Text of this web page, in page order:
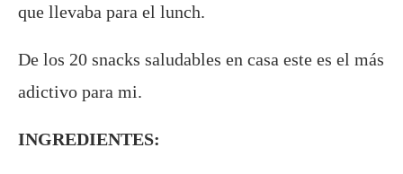
que llevaba para el lunch.
De los 20 snacks saludables en casa este es el más
adictivo para mi.
INGREDIENTES: